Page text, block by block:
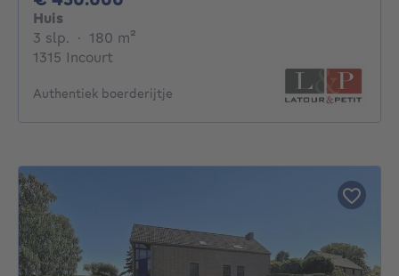
Huis
3 slp. 3 slaapkamers
· 180 m²
1315 Incourt
Authentiek boerderijtje